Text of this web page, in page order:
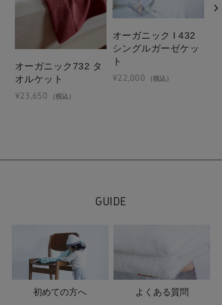
オーガニック732 タ
オルケット
¥23,650 （税込）
オーガニック I 432
シングルガーゼケッ
ト
¥22,000 （税込）
GUIDE
初めての方へ よくある質問